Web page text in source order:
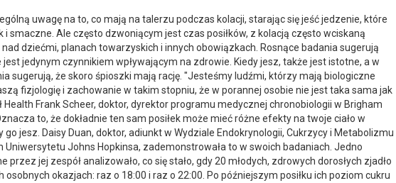
uwagę na to, co mają na talerzu podczas kolacji, starając się jeść jedzenie, które
smaczne. Ale często dzwoniącym jest czas posiłków, z kolacją często wciskaną
dziećmi, planach towarzyskich i innych obowiązkach. Rosnące badania sugerują
jest jedynym czynnikiem wpływającym na zdrowie. Kiedy jesz, także jest istotne, a w
sugerują, że skoro śpioszki mają rację. "Jesteśmy ludźmi, którzy mają biologiczne
fizjologię i zachowanie w takim stopniu, że w porannej osobie nie jest taka sama jak
Health Frank Scheer, doktor, dyrektor programu medycznej chronobiologii w Brigham
to, że dokładnie ten sam posiłek może mieć różne efekty na twoje ciało w
go jesz. Daisy Duan, doktor, adiunkt w Wydziale Endokrynologii, Cukrzycy i Metabolizmu
Uniwersytetu Johns Hopkinsa, zademonstrowała to w swoich badaniach. Jedno
przez jej zespół analizowało, co się stało, gdy 20 młodych, zdrowych dorosłych zjadło
osobnych okazjach: raz o 18:00 i raz o 22:00. Po późniejszym posiłku ich poziom cukru